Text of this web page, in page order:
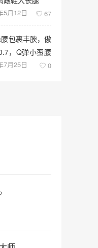
5月12日 67
腰包裹丰腴，傲
，Q弹小蛮腰
7月25日 0